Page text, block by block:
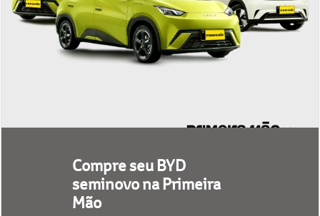
seminovo na Primeira
Mão
Seminovos com selo de garantia Grupo